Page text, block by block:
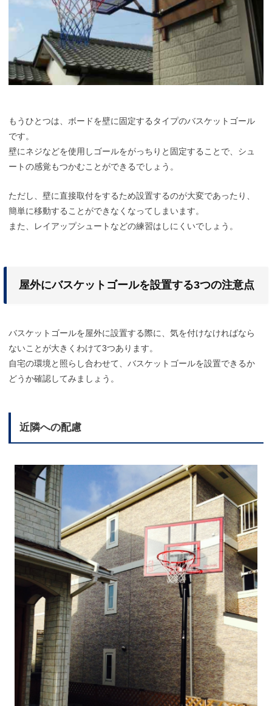
もうひとつは、ボードを壁に固定するタイプのバスケットゴール
です。
壁にネジなどを使用しゴールをがっちりと固定することで、シュ
ートの感覚もつかむことができるでしょう。
ただし、壁に直接取付をするため設置するのが大変であったり、
簡単に移動することができなくなってしまいます。
また、レイアップシュートなどの練習はしにくいでしょう。
屋外にバスケットゴールを設置する3つの注意点
バスケットゴールを屋外に設置する際に、気を付けなければなら
ないことが大きくわけて3つあります。
自宅の環境と照らし合わせて、バスケットゴールを設置できるか
どうか確認してみましょう。
近隣への配慮